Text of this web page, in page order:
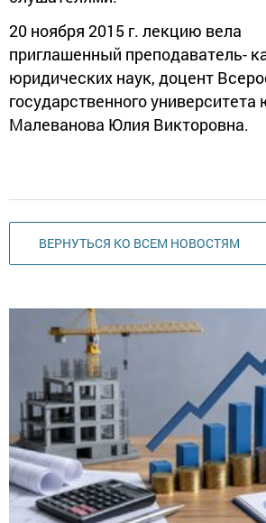
20 ноября 2015 г. лекцию вела
приглашенный преподаватель-
юридических наук, доцент
государственного университета
Малеванова Юлия Викторовна.
ВЕРНУТЬСЯ КО ВСЕМ НОВОСТЯМ